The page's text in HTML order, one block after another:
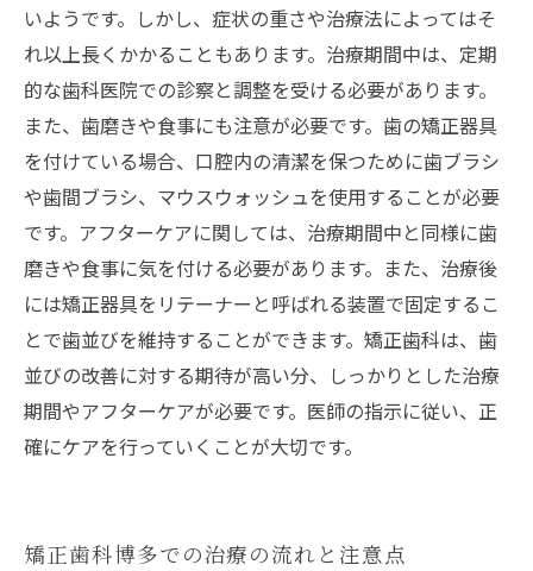
いようです。しかし、症状の重さや治療法によってはそ
れ以上長くかかることもあります。治療期間中は、定期
的な歯科医院での診察と調整を受ける必要があります。
また、歯磨きや食事にも注意が必要です。歯の矯正器具
を付けている場合、口腔内の清潔を保つために歯ブラシ
や歯間ブラシ、マウスウォッシュを使用することが必要
です。アフターケアに関しては、治療期間中と同様に歯
磨きや食事に気を付ける必要があります。また、治療後
には矯正器具をリテーナーと呼ばれる装置で固定するこ
とで歯並びを維持することができます。矯正歯科は、歯
並びの改善に対する期待が高い分、しっかりとした治療
期間やアフターケアが必要です。医師の指示に従い、正
確にケアを行っていくことが大切です。
矯正歯科博多での治療の流れと注意点